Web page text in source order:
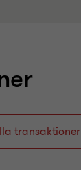
transaktioner